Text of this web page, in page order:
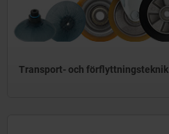
Transport- och förflyttningsteknik